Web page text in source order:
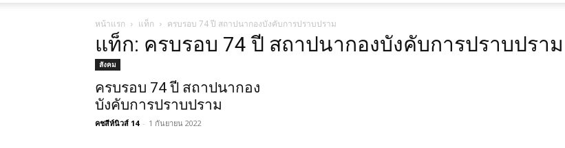
หน้าแรก แท็ก ครบรอบ 74 ปี สถาปนากองบังคับการปราบปราม
แท็ก: ครบรอบ 74 ปี สถาปนากองบังคับการปราบปราม
สังคม
ครบรอบ 74 ปี สถาปนากอง
บังคับการปราบปราม
คชสีห์นิวส์ 14 - 1 กันยายน 2022